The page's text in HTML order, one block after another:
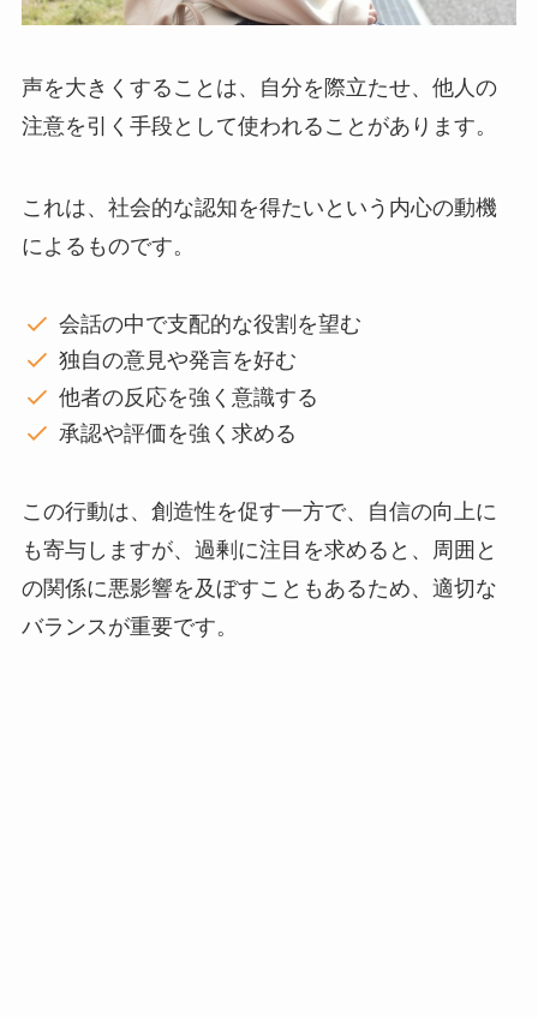
声を大きくすることは、自分を際立たせ、他人の
注意を引く手段として使われることがあります。
これは、社会的な認知を得たいという内心の動機
によるものです。
会話の中で支配的な役割を望む
独自の意見や発言を好む
他者の反応を強く意識する
承認や評価を強く求める
この行動は、創造性を促す一方で、自信の向上に
も寄与しますが、過剰に注目を求めると、周囲と
の関係に悪影響を及ぼすこともあるため、適切な
バランスが重要です。